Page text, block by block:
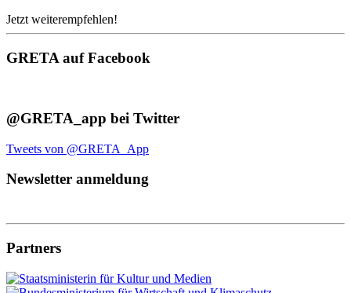
Jetzt weiterempfehlen!
GRETA auf Facebook
@GRETA_app bei Twitter
Tweets von @GRETA_App
Newsletter anmeldung
Partners